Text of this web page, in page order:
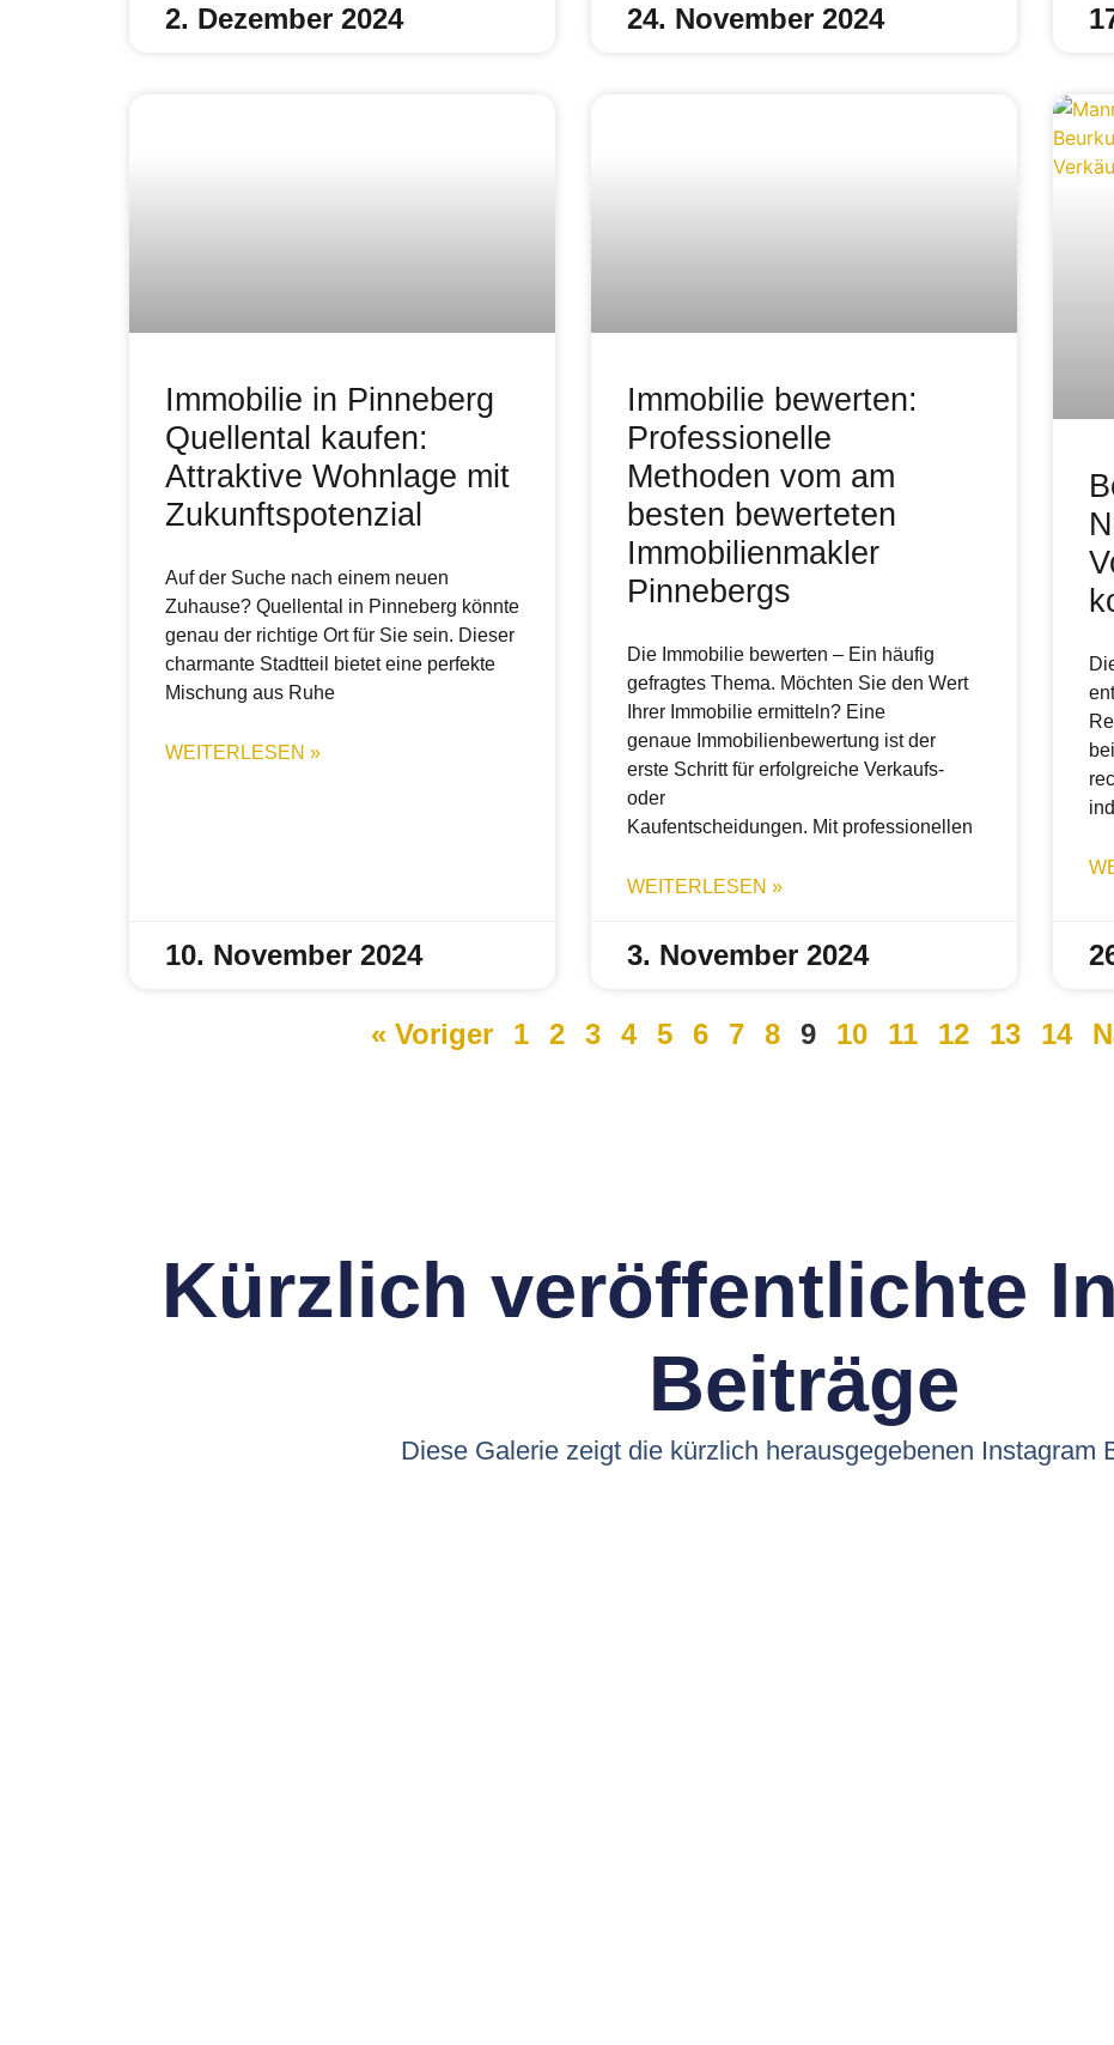
2. Dezember 2024 24. November 2024
Immobilie in Pinneberg
Quellental kaufen:
Attraktive Wohnlage mit
Zukunftspotenzial
Auf der Suche nach einem neuen
Zuhause? Quellental in Pinneberg könnte
genau der richtige Ort für Sie sein. Dieser
charmante Stadtteil bietet eine perfekte
Mischung aus Ruhe
WEITERLESEN »
10. November 2024
Immobilie bewerten:
Professionelle
Methoden vom am
besten bewerteten
Immobilienmakler
Pinnebergs
Die Immobilie bewerten – Ein häufig
gefragtes Thema. Möchten Sie den Wert
Ihrer Immobilie ermitteln? Eine
genaue Immobilienbewertung ist der
erste Schritt für erfolgreiche Verkaufs-
oder
Kaufentscheidungen. Mit professionellen
WEITERLESEN »
3. November 2024
« Voriger 1 2 3 4 5 6 7 8 9 10 11 12 13 14
Kürzlich veröffentlichte
Beiträge
Diese Galerie zeigt die kürzlich herausgegebenen Instagram